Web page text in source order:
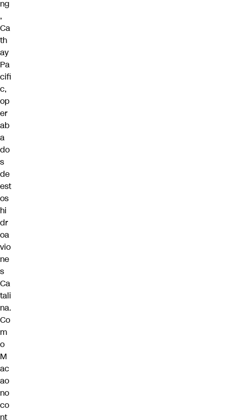
ng
,
Ca
th
ay
Pa
cifi
c,
op
er
ab
a
do
s
de
est
os
hi
dr
oa
vio
ne
s
Ca
tali
na.
Co
m
o
M
ac
ao
no
co
nt